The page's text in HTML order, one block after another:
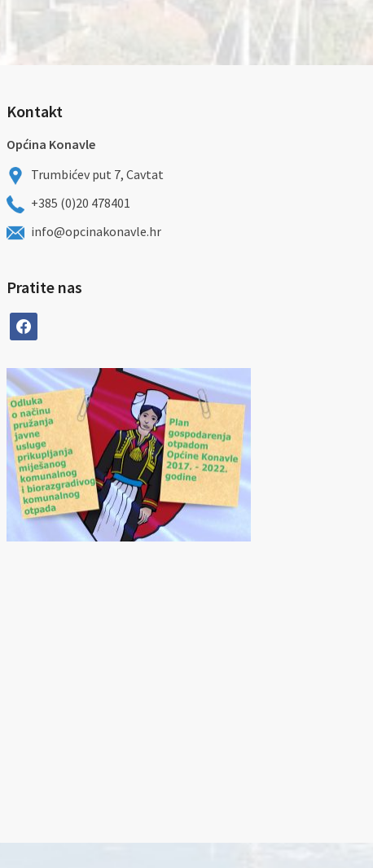
Kontakt
Općina Konavle
Trumbićev put 7, Cavtat
+385 (0)20 478401
info@opcinakonavle.hr
Pratite nas
facebook